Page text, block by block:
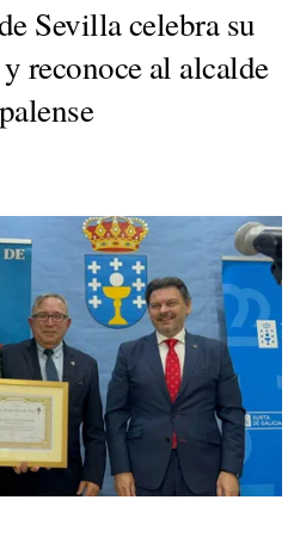
Sevilla celebra su
reconoce al alcalde